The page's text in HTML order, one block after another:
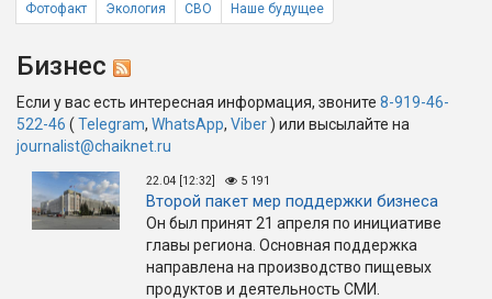
Фотофакт
Экология СВО Наше будущее
Бизнес
Если у вас есть интересная информация, звоните 8-919-46-
522-46 ( Telegram, WhatsApp, Viber) или высылайте на
journalist@chaiknet.ru
22.04 [12:32] 5 191
Второй пакет мер поддержки бизнеса
Он был принят 21 апреля по инициативе
главы региона. Основная поддержка
направлена на производство пищевых
продуктов и деятельность СМИ.